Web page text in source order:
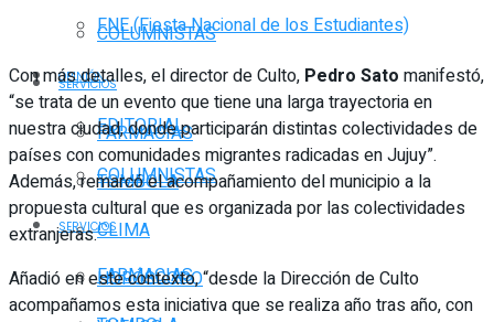
COLUMNISTAS
SERVICIOS
FARMACIAS
TOMBOLA
CLIMA
HORÓSCOPO
FNE (Fiesta Nacional de los Estudiantes)
OPINIÓN
EDITORIAL
COLUMNISTAS
SERVICIOS
FARMACIAS
Con más detalles, el director de Culto, Pedro Sato manifestó,
“se trata de un evento que tiene una larga trayectoria en
nuestra ciudad, donde participarán distintas colectividades de
países con comunidades migrantes radicadas en Jujuy”.
Además, remarcó el acompañamiento del municipio a la
propuesta cultural que es organizada por las colectividades
extranjeras.
Añadió en este contexto, “desde la Dirección de Culto
acompañamos esta iniciativa que se realiza año tras año, con